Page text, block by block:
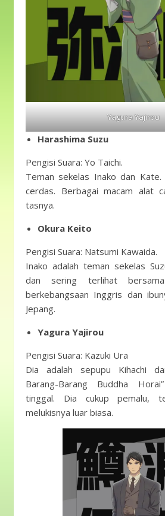
Yagura Yajirou
Harashima Suzu
Pengisi Suara: Yo Taichi.
Teman sekelas Inako dan Kate.
cerdas. Berbagai macam alat
tasnya.
Okura Keito
Pengisi Suara: Natsumi Kawaida.
Inako adalah teman sekelas
dan sering terlihat
berkebangsaan Inggris dan
Jepang.
Yagura Yajirou
Pengisi Suara: Kazuki Ura
Dia adalah sepupu Kihachi
Barang-Barang Buddha
tinggal. Dia cukup pemalu,
melukisnya luar biasa.